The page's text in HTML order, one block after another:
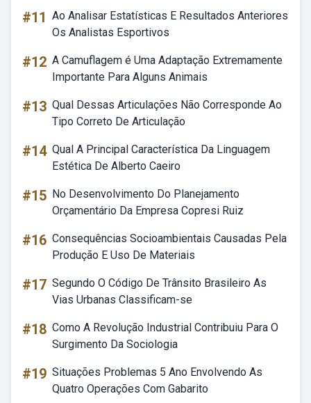
#11 Ao Analisar Estatísticas E Resultados Anteriores
Os Analistas Esportivos
#12 A Camuflagem é Uma Adaptação Extremamente
Importante Para Alguns Animais
#13 Qual Dessas Articulações Não Corresponde Ao
Tipo Correto De Articulação
#14 Qual A Principal Característica Da Linguagem
Estética De Alberto Caeiro
#15 No Desenvolvimento Do Planejamento
Orçamentário Da Empresa Copresi Ruiz
#16 Consequências Socioambientais Causadas Pela
Produção E Uso De Materiais
#17 Segundo O Código De Trânsito Brasileiro As
Vias Urbanas Classificam-se
#18 Como A Revolução Industrial Contribuiu Para O
Surgimento Da Sociologia
#19 Situações Problemas 5 Ano Envolvendo As
Quatro Operações Com Gabarito